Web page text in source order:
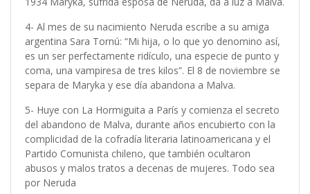
4- Al mes de su nacimiento Neruda escribe a su amiga
argentina Sara Tornú: “Mi hija, o lo que yo denomino así,
es un ser perfectamente ridículo, una especie de punto y
coma, una vampiresa de tres kilos”. El 8 de noviembre se
separa de Maryka y ese día abandona a Malva.
5- Huye con La Hormiguita a París y comienza el secreto
del abandono de Malva, durante años encubierto con la
complicidad de la cofradía literaria latinoamericana y el
Partido Comunista chileno, que también ocultaron
abusos y malos tratos a decenas de mujeres. Todo sea
por Neruda